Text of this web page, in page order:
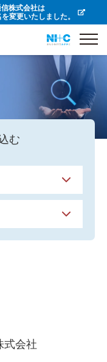
株式会社は
変更いたしました。
む
式会社